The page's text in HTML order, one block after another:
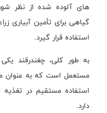
های آلوده شده از نظر
گیاهی برای تأمین آبیاری
استفاده قرار گیرد.
به طور کلی، چغندرقند
مستعمل است که به عنوان
استفاده مستقیم در تغذیه
دارد.